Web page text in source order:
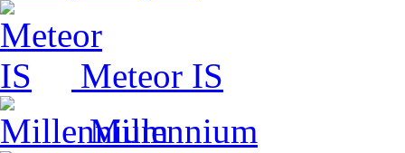
Meteor IS
Millennium